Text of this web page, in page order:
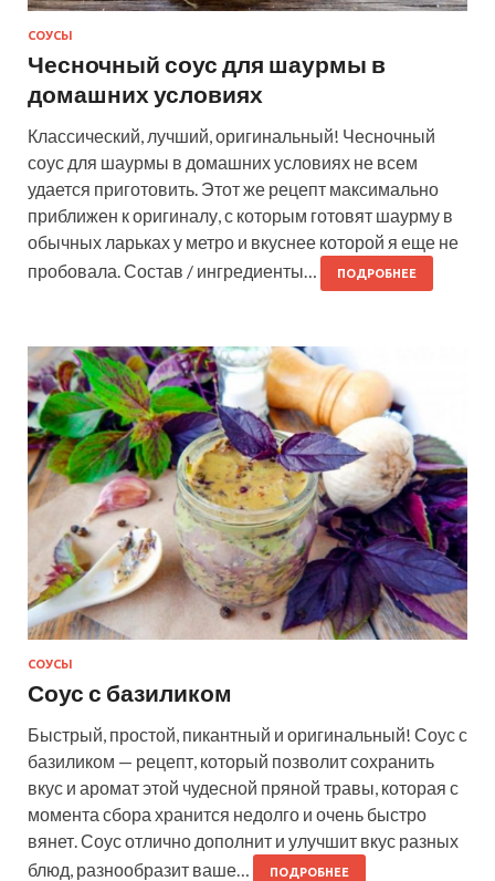
СОУСЫ
Чесночный соус для шаурмы в
домашних условиях
Классический, лучший, оригинальный! Чесночный
соус для шаурмы в домашних условиях не всем
удается приготовить. Этот же рецепт максимально
приближен к оригиналу, с которым готовят шаурму в
обычных ларьках у метро и вкуснее которой я еще не
пробовала. Состав / ингредиенты…
ПОДРОБНЕЕ
СОУСЫ
Соус с базиликом
Быстрый, простой, пикантный и оригинальный! Соус с
базиликом — рецепт, который позволит сохранить
вкус и аромат этой чудесной пряной травы, которая с
момента сбора хранится недолго и очень быстро
вянет. Соус отлично дополнит и улучшит вкус разных
блюд, разнообразит ваше…
ПОДРОБНЕЕ